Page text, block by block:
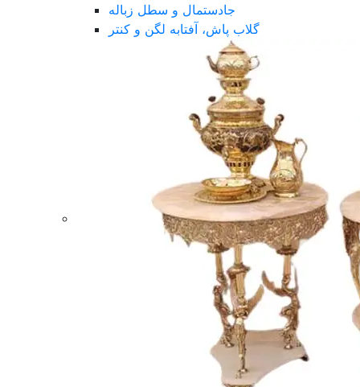
جادستمال و سطل زباله
گلاب پاش، آفتابه لگن و کنتر